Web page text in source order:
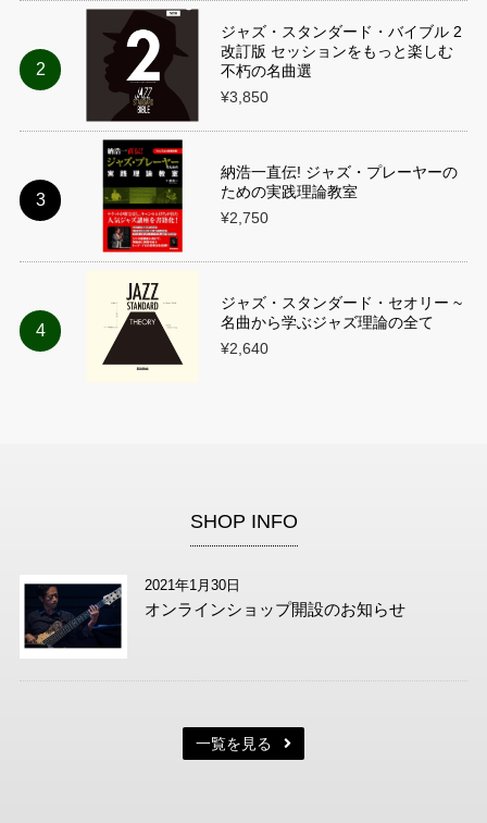
ジャズ・スタンダード・バイブル 2
改訂版 セッションをもっと楽しむ
不朽の名曲選
¥3,850
納浩一直伝! ジャズ・プレーヤーの
ための実践理論教室
¥2,750
ジャズ・スタンダード・セオリー ~
名曲から学ぶジャズ理論の全て
¥2,640
SHOP INFO
2021年1月30日
オンラインショップ開設のお知らせ
一覧を見る